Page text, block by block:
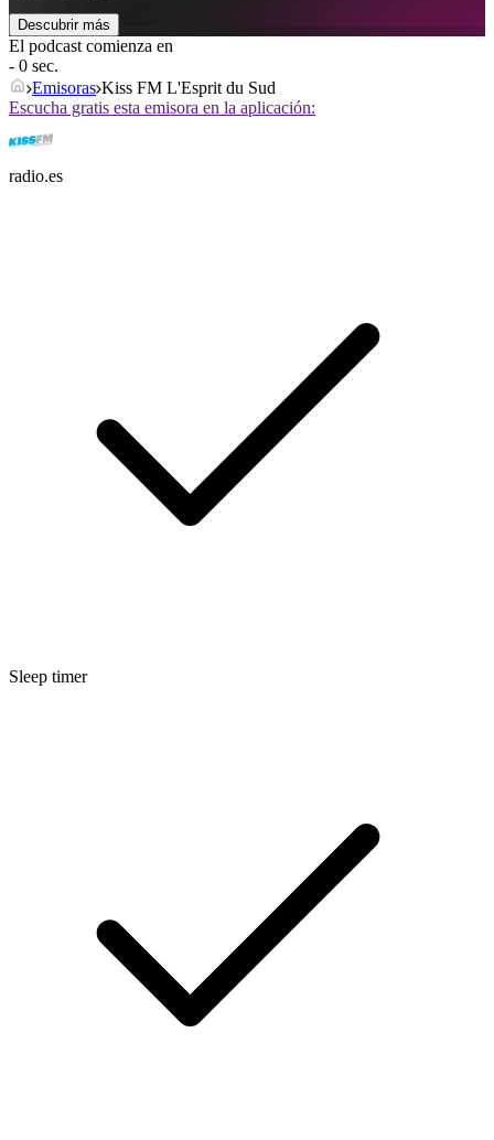
Descubrir más
El podcast comienza en
- 0 sec.
Emisoras Kiss FM L'Esprit du Sud
Escucha gratis esta emisora en la aplicación:
radio.es
Sleep timer